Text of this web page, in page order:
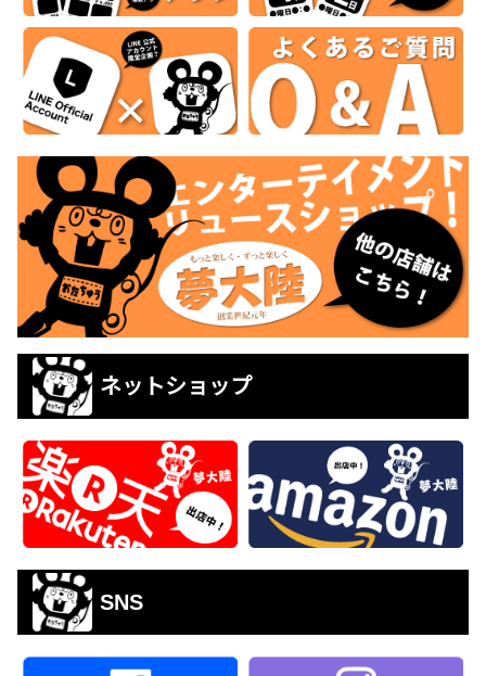
ネットショップ
SNS